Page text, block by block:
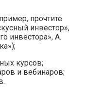
прочтите
инвестор»,
инвестора», А.
курсов;
и вебинаров;